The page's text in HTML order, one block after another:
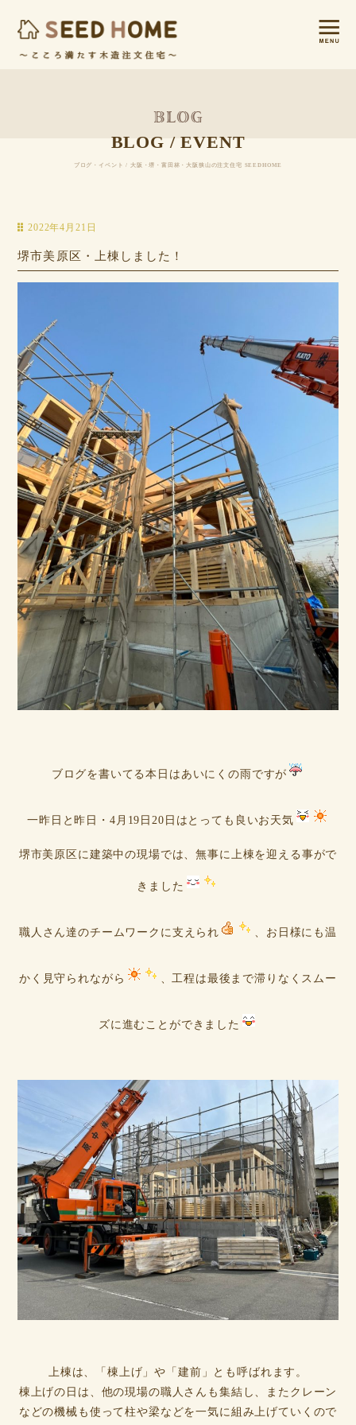
BLOG / EVENT
ブログ・イベント / 大阪・堺・富田林・大阪狭山の注文住宅 SEEDHOME
2022年4月21日
堺市美原区・上棟しました！
ブログを書いてる本日はあいにくの雨ですが
一昨日と昨日・4月19日20日はとっても良いお天気
堺市美原区に建築中の現場では、無事に上棟を迎える事がで
きました
職人さん達のチームワークに支えられ 、お日様にも温
かく見守られながら 、工程は最後まで滞りなくスムー
ズに進むことができました
上棟は、「棟上げ」や「建前」とも呼ばれます。
棟上げの日は、他の現場の職人さんも集結し、またクレーン
などの機械も使って柱や梁などを一気に組み上げていくので